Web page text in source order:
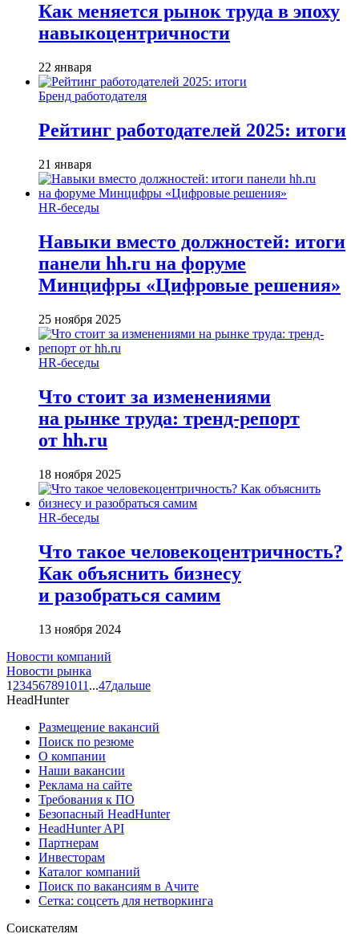
Как меняется рынок труда в эпоху
навыкоцентричности
22 января
Бренд работодателя
Рейтинг работодателей 2025: итоги
21 января
HR-беседы
Навыки вместо должностей: итоги
панели hh.ru на форуме
Минцифры «Цифровые решения»
25 ноября 2025
HR-беседы
Что стоит за изменениями
на рынке труда: тренд-репорт
от hh.ru
18 ноября 2025
HR-беседы
Что такое человеко­центричность?
Как объяснить бизнесу
и разобраться самим
13 ноября 2024
Новости компаний
Новости рынка
1 234567891011 ...47дальше
HeadHunter
Размещение вакансий
Поиск по резюме
О компании
Наши вакансии
Реклама на сайте
Требования к ПО
Безопасный HeadHunter
HeadHunter API
Партнерам
Инвесторам
Каталог компаний
Поиск по вакансиям в Ачите
Сетка: соцсеть для нетворкинга
Соискателям